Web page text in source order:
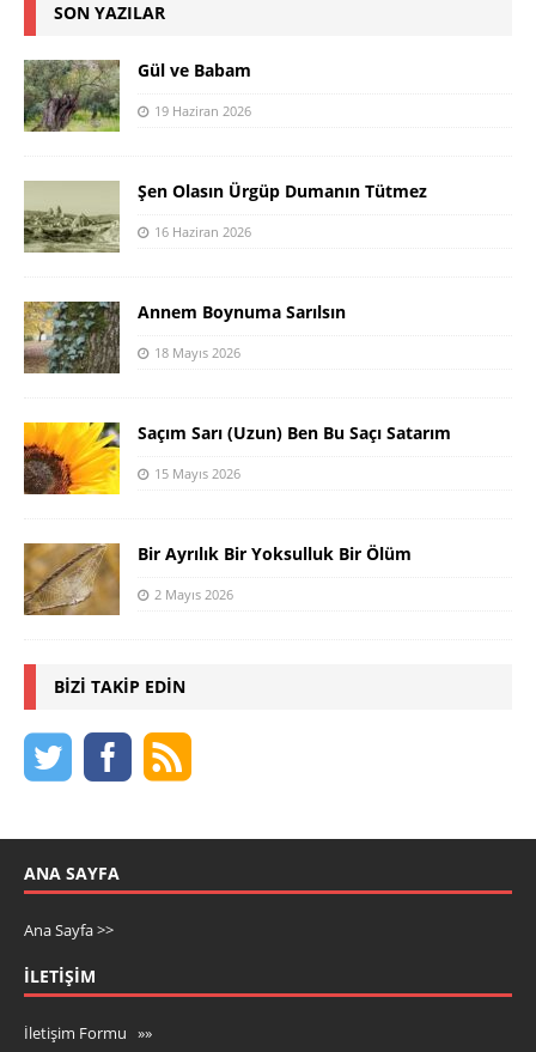
SON YAZILAR
Gül ve Babam
19 Haziran 2026
Şen Olasın Ürgüp Dumanın Tütmez
16 Haziran 2026
Annem Boynuma Sarılsın
18 Mayıs 2026
Saçım Sarı (Uzun) Ben Bu Saçı Satarım
15 Mayıs 2026
Bir Ayrılık Bir Yoksulluk Bir Ölüm
2 Mayıs 2026
BIZI TAKIP EDIN
ANA SAYFA
Ana Sayfa >>
İLETIŞIM
İletişim Formu »»